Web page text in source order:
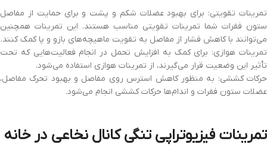
تمرینات تقویتی: برای بهبود عضلات شکم و پشت و برای حمایت از مفاصل
ستون فقرات شما تمرینات تقویتی مناسب هستند. این تمرینات همچنین
می‌توانند با کاهش فشار از مفاصل به تقویت ماهیچه‌های بازو و پا کمک کنند.
تمرینات هوازی: برای کمک به افزایش تحمل در انجام فعالیت‌هایی که تحت
تأثیر این وضعیت قرار می‌گیرند، از تمرینات هوازی استفاده می‌شود.
حرکات کششی: به منظور کاهش استرس روی مفاصل و بهبود تحرک مفاصل،
عضلات ستون فقرات و اندام‌ها حرکات کششی انجام می‌شود.
تمرینات فیزیوتراپی تنگی کانال نخاعی در خانه